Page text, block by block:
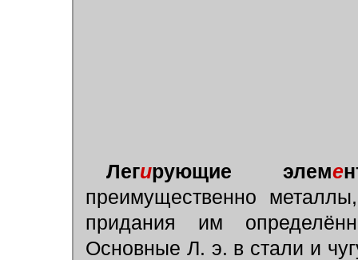
Легирующие элеме
преимущественно
придания им
Основные Л. э. в стали и